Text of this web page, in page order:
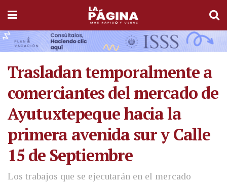
Trasladan temporalmente a
comerciantes del mercado de
Ayutuxtepeque hacia la
primera avenida sur y Calle
15 de Septiembre
Los trabajos que se ejecutarán en el mercado